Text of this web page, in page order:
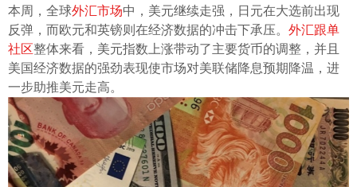
日本語
Tiếng việt
ไทย
本周，全球外汇市场中，美元继续走强，日元在大选前出现
反弹，而欧元和英镑则在经济数据的冲击下承压。 外汇跟单
社区整体来看，美元指数上涨带动了主要货币的调整，并且
美国经济数据的强劲表现使市场对美联储降息预期降温，进
一步助推美元走高。